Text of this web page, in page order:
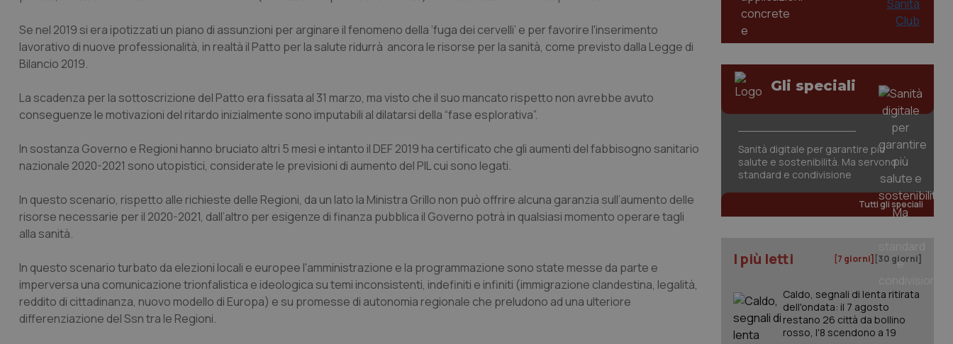
Se nel 2019 si era ipotizzati un piano di assunzioni per arginare il fenomeno della ‘fuga dei cervelli’ e per favorire l'inserimento
lavorativo di nuove professionalità, in realtà il Patto per la salute ridurrà ancora le risorse per la sanità, come previsto dalla Legge di
Bilancio 2019.
La scadenza per la sottoscrizione del Patto era fissata al 31 marzo, ma visto che il suo mancato rispetto non avrebbe avuto
conseguenze le motivazioni del ritardo inizialmente sono imputabili al dilatarsi della “fase esplorativa”.
In sostanza Governo e Regioni hanno bruciato altri 5 mesi e intanto il DEF 2019 ha certificato che gli aumenti del fabbisogno sanitario
nazionale 2020-2021 sono utopistici, considerate le previsioni di aumento del PIL cui sono legati.
In questo scenario, rispetto alle richieste delle Regioni, da un lato la Ministra Grillo non può offrire alcuna garanzia sull’aumento delle
risorse necessarie per il 2020-2021, dall’altro per esigenze di finanza pubblica il Governo potrà in qualsiasi momento operare tagli
alla sanità.
In questo scenario turbato da elezioni locali e europee l'amministrazione e la programmazione sono state messe da parte e
imperversa una comunicazione trionfalistica e ideologica su temi inconsistenti, indefiniti e infiniti (immigrazione clandestina, legalità,
reddito di cittadinanza, nuovo modello di Europa) e su promesse di autonomia regionale che preludono ad una ulteriore
differenziazione del Ssn tra le Regioni.
Gli speciali
Sanità digitale per garantire più
salute e sostenibilità. Ma servono
standard e condivisione
Tutti gli speciali
I più letti [7 giorni] [30 giorni]
Caldo, segnali di lenta ritirata
dell'ondata: il 7 agosto
restano 26 città da bollino
rosso, l'8 scendono a 19